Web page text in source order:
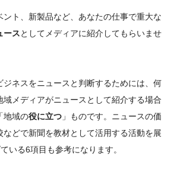
ント、新製品など、あなたの仕事で重大な
ースとしてメディアに紹介してもらいませ
ジネスをニュースと判断するためには、何
メディアがニュースとして紹介する場合
地域の役に立つ 」ものです。ニュースの価
どで新聞を教材として活用する活動を展
いる6項目も参考になります。